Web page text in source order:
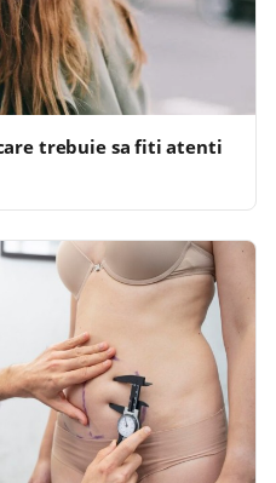
trebuie sa fiti atenti